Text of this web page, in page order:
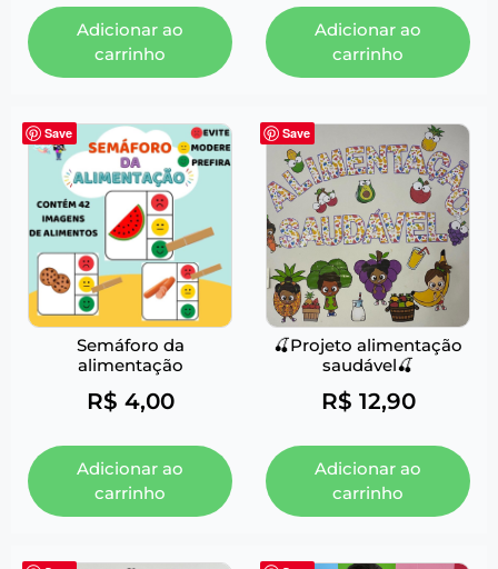
Adicionar ao
carrinho
Adicionar ao
carrinho
Save
Semáforo da
alimentação
R$ 4,00
Adicionar ao
carrinho
Save
🍒Projeto alimentação
saudável🍒
R$ 12,90
Adicionar ao
carrinho